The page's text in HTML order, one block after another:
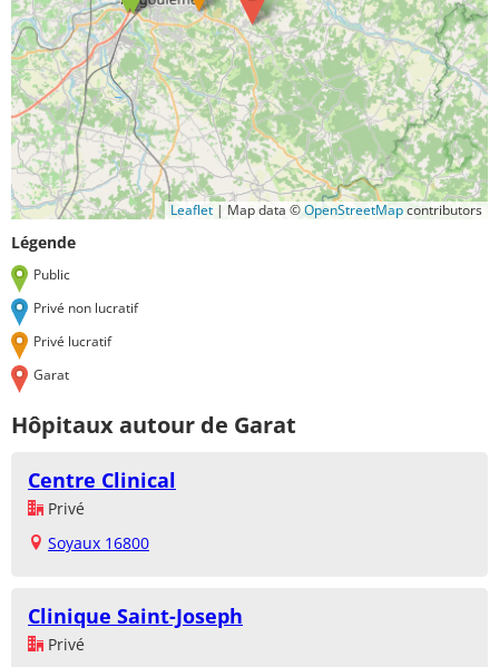
Leaflet | Map data ©OpenStreetMapcontributors
Légende
Public
Privé non lucratif
Privé lucratif
Garat
Hôpitaux autour de Garat
Centre Clinical
Privé
Soyaux 16800
Clinique Saint-Joseph
Privé